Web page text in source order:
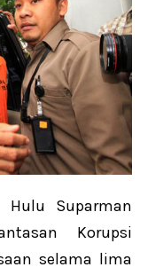
Suparman
Korupsi
selama lima